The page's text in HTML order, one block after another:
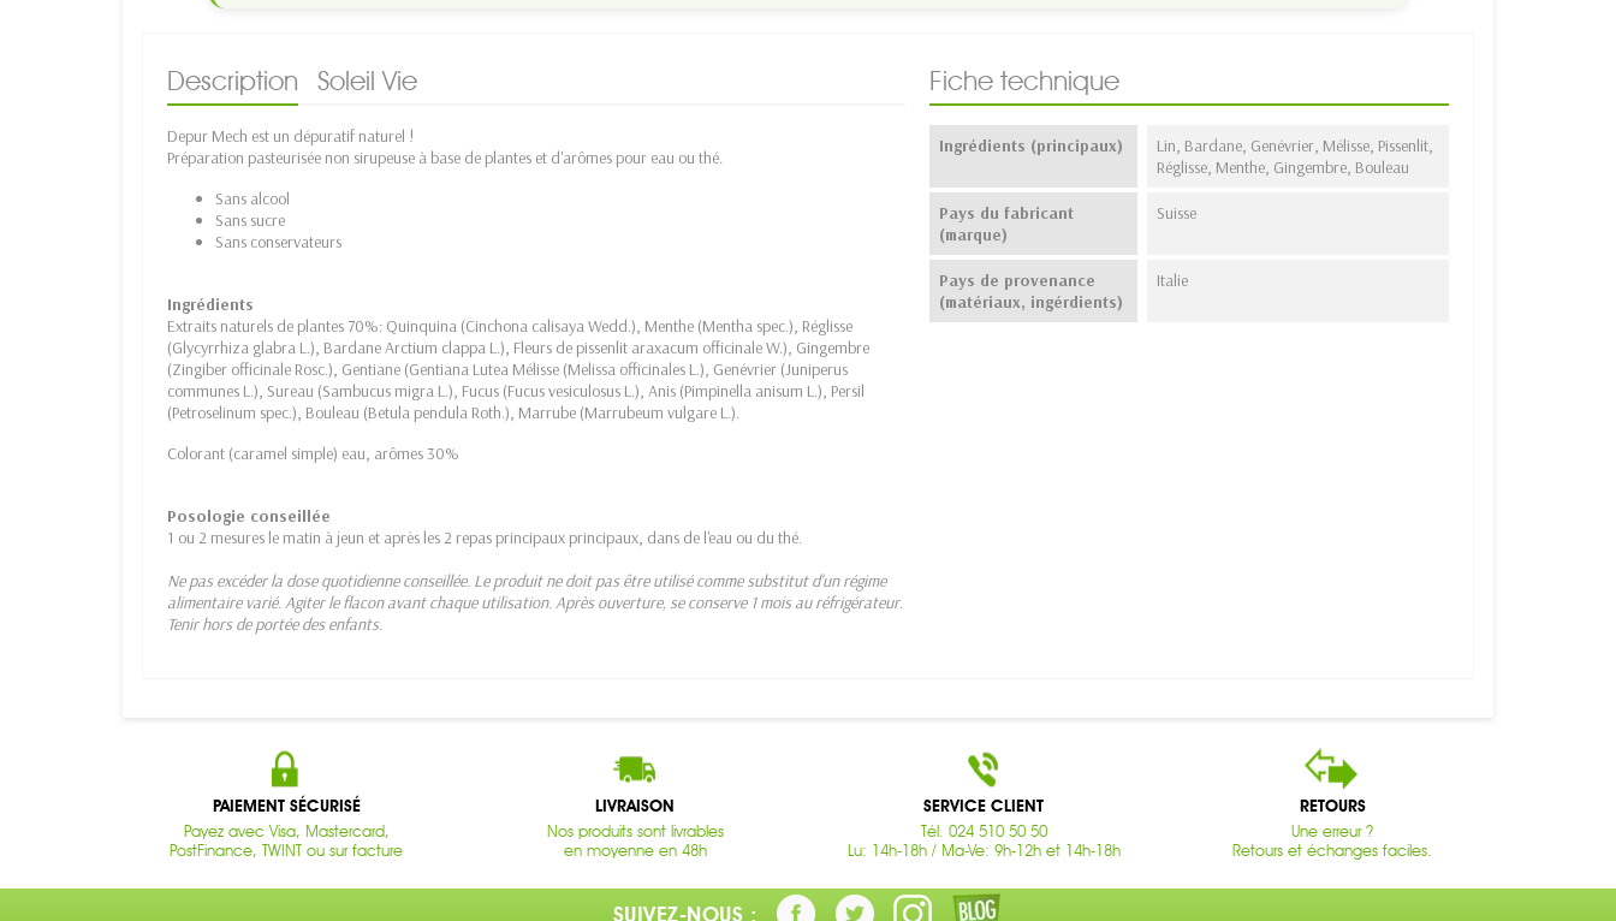
Description Soleil Vie
Depur Mech est un dépuratif naturel !
Préparation pasteurisée non sirupeuse à base de plantes et d'arômes pour eau ou thé.
Sans alcool
Sans sucre
Sans conservateurs
Ingrédients
Extraits naturels de plantes 70%: Quinquina (Cinchona calisaya Wedd.), Menthe (Mentha spec.), Réglisse
(Glycyrrhiza glabra L.), Bardane Arctium clappa L.), Fleurs de pissenlit araxacum officinale W.), Gingembre
(Zingiber officinale Rosc.), Gentiane (Gentiana Lutea Mélisse (Melissa officinales L.), Genévrier (Juniperus
communes L.), Sureau (Sambucus migra L.), Fucus (Fucus vesiculosus L.), Anis (Pimpinella anisum L.), Persil
(Petroselinum spec.), Bouleau (Betula pendula Roth.), Marrube (Marrubeum vulgare L.).
Colorant (caramel simple) eau, arômes 30%
Posologie conseillée
1 ou 2 mesures le matin à jeun et après les 2 repas principaux principaux, dans de l'eau ou du thé.
Ne pas excéder la dose quotidienne conseillée. Le produit ne doit pas être utilisé comme substitut d'un régime
alimentaire varié. Agiter le flacon avant chaque utilisation. Après ouverture, se conserve 1 mois au réfrigérateur.
Tenir hors de portée des enfants.
Fiche technique
Ingrédients (principaux)
Lin, Bardane, Genévrier, Mélisse, Pissenlit,
Réglisse, Menthe, Gingembre, Bouleau
Pays du fabricant
(marque)
Suisse
Pays de provenance
(matériaux, ingérdients)
Italie
PAIEMENT SÉCURISÉ
Payez avec Visa, Mastercard,
PostFinance, TWINT ou sur facture
LIVRAISON
Nos produits sont livrables
en moyenne en 48h
SERVICE CLIENT
Tél. 024 510 50 50
Lu: 14h-18h / Ma-Ve: 9h-12h et 14h-18h
RETOURS
Une erreur ?
Retours et échanges faciles.
SUIVEZ-NOUS :